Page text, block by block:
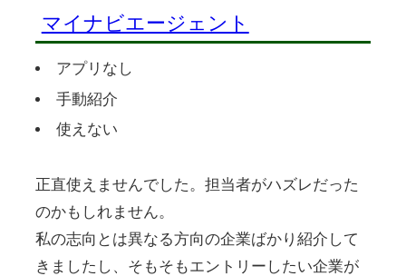
マイナビエージェント
アプリなし
手動紹介
使えない
正直使えませんでした。担当者がハズレだった
のかもしれません。
私の志向とは異なる方向の企業ばかり紹介して
きましたし、そもそもエントリーしたい企業が